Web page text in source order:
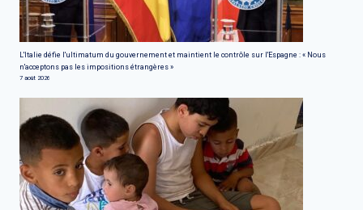
L'Italie défie l'ultimatum du gouvernement et maintient le contrôle sur l'Espagne : « Nous
n'acceptons pas les impositions étrangères »
7 août 2026